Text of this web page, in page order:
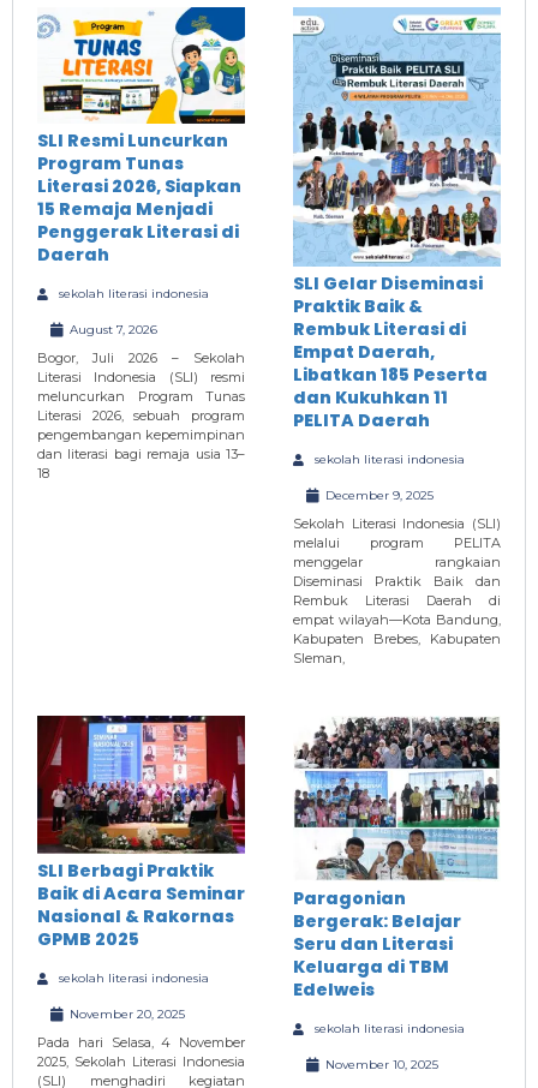
SLI Resmi Luncurkan
Program Tunas
Literasi 2026, Siapkan
15 Remaja Menjadi
Penggerak Literasi di
Daerah
sekolah literasi indonesia
August 7, 2026
Bogor, Juli 2026 – Sekolah
Literasi Indonesia (SLI) resmi
meluncurkan Program Tunas
Literasi 2026, sebuah program
pengembangan kepemimpinan
dan literasi bagi remaja usia 13–
18
SLI Gelar Diseminasi
Praktik Baik &
Rembuk Literasi di
Empat Daerah,
Libatkan 185 Peserta
dan Kukuhkan 11
PELITA Daerah
sekolah literasi indonesia
December 9, 2025
Sekolah Literasi Indonesia (SLI)
melalui program PELITA
menggelar rangkaian
Diseminasi Praktik Baik dan
Rembuk Literasi Daerah di
empat wilayah—Kota Bandung,
Kabupaten Brebes, Kabupaten
Sleman,
SLI Berbagi Praktik
Baik di Acara Seminar
Nasional & Rakornas
GPMB 2025
sekolah literasi indonesia
November 20, 2025
Pada hari Selasa, 4 November
2025, Sekolah Literasi Indonesia
(SLI) menghadiri kegiatan
Paragonian
Bergerak: Belajar
Seru dan Literasi
Keluarga di TBM
Edelweis
sekolah literasi indonesia
November 10, 2025